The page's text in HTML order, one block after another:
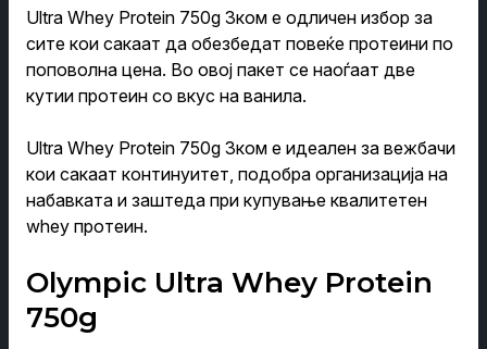
750g
3-
Pack
Ultra Whey Protein 750g 3ком е одличен избор за
сите кои сакаат да обезбедат повеќе протеини по
поповолна цена. Во овој пакет се наоѓаат две
кутии протеин со вкус на ванила.
Ultra Whey Protein 750g 3ком е идеален за вежбачи
кои сакаат континуитет, подобра организација на
набавката и заштеда при купување квалитетен
whey протеин.
Olympic Ultra Whey Protein
750g